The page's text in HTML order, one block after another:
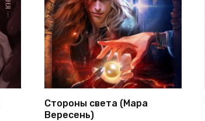
Стороны света (Мара
Вересень)